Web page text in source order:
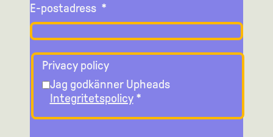
E-postadress *
Privacy policy
Jag godkänner Upheads
Integritetspolicy*